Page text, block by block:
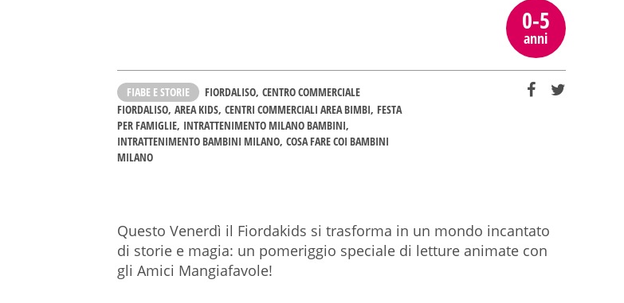
0-5
anni
FIABE E STORIE FIORDALISO CENTRO COMMERCIALE
FIORDALISO AREA KIDS CENTRI COMMERCIALI AREA BIMBI FESTA
PER FAMIGLIE INTRATTENIMENTO MILANO BAMBINI
INTRATTENIMENTO BAMBINI MILANO COSA FARE COI BAMBINI
MILANO
Questo Venerdì il Fiordakids si trasforma in un mondo incantato
di storie e magia: un pomeriggio speciale di letture animate con
gli Amici Mangiafavole!